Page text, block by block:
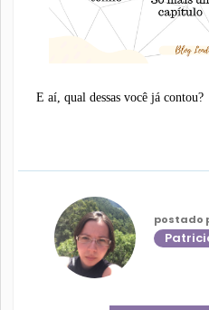
E aí, qual dessas você já contou?
postado